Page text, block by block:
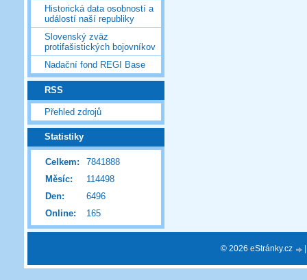
Historická data osobností a
událostí naší republiky
Slovenský zväz
protifašistických bojovníkov
Nadační fond REGI Base
RSS
Přehled zdrojů
Statistiky
Online: 165
Celkem:
7841888
Měsíc:
114498
Den:
6496
© 2026 eStránky.cz